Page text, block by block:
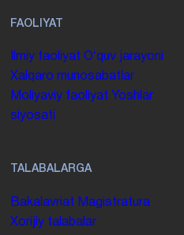
FAOLIYAT
Ilmiy faoliyat Oʻquv jarayoni
Xalqaro munosabatlar
Moliyaviy faoliyat Yoshlar
siyosati
TALABALARGA
Bakalavriat Magistratura
Xorijiy talabalar